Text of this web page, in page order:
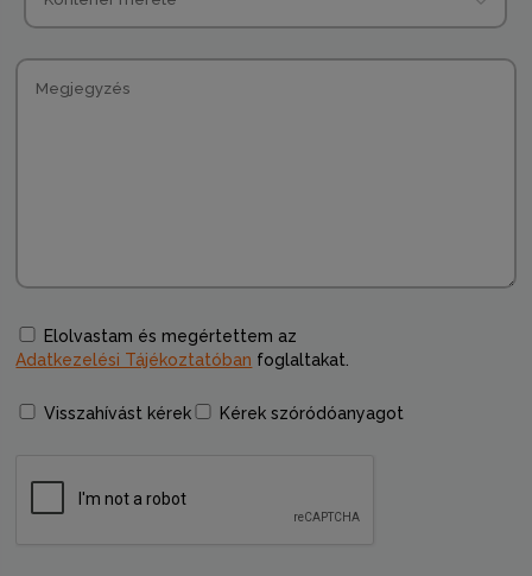
Elolvastam és megértettem az
Adatkezelési Tájékoztatóban foglaltakat.
Visszahívást kérek Kérek szóródóanyagot